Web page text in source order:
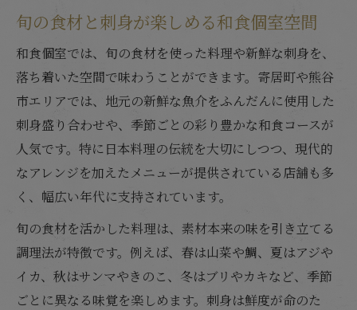
和食個室で接待を成功させる秘訣
家族で楽しむ和食個室の魅力と人気の理由
和食個室が家族の団欒に選ばれる理由とは
刺身を囲む個室和食店で家族の時間を満喫
子連れでも安心な和食個室のポイント
家族で過ごす和食個室のやさしい空間作り
旬の食材と刺身が楽しめる和食個室空間
和食個室では、旬の食材を使った料理や新鮮な刺身を、
落ち着いた空間で味わうことができます。寄居町や熊谷
市エリアでは、地元の新鮮な魚介をふんだんに使用した
刺身盛り合わせや、季節ごとの彩り豊かな和食コースが
人気です。特に日本料理の伝統を大切にしつつ、現代的
なアレンジを加えたメニューが提供されている店舗も多
く、幅広い年代に支持されています。
旬の食材を活かした料理は、素材本来の味を引き立てる
調理法が特徴です。例えば、春は山菜や鯛、夏はアジや
イカ、秋はサンマやきのこ、冬はブリやカキなど、季節
ごとに異なる味覚を楽しめます。刺身は鮮度が命のた